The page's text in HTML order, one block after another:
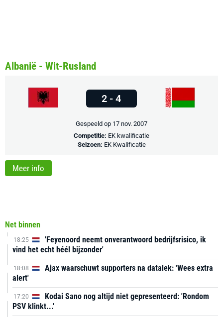
Net binnen
18:25
'Feyenoord neemt onverantwoord bedrijfsrisico, ik
vind het echt héél bijzonder'
18:08
Ajax waarschuwt supporters na datalek: 'Wees extra
alert'
17:20
Kodai Sano nog altijd niet gepresenteerd: 'Rondom
PSV klinkt...'
Albanië - Wit-Rusland
2 - 4
Gespeeld op 17 nov. 2007
Competitie: EK kwalificatie
Seizoen: EK Kwalificatie
Meer info